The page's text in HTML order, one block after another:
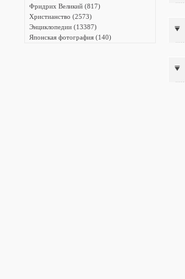
Фридрих Великий (817)
Христианство (2573)
Энциклопедии (13387)
Японская фотография (140)